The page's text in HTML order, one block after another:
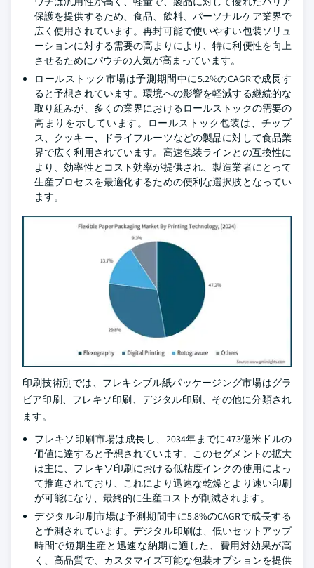
保護を提供するため、食品、飲料、パーソナルケア業界で
広く使用されています。再封可能で使いやすい包装ソリュ
ーションに対する需要の高まりにより、特に利便性を向上
させるためにパウチの人気が高まっています。
ロールストック市場は予測期間中に5.2%のCAGRで成長す
ると予想されています。環境への影響を軽減する継続的な
取り組みが、多くの業界におけるロールストックの需要の
高まりを示しています。ロールストック包装は、チップ
ス、クッキー、ドライフルーツなどの製品に対して食品業
界で広く利用されています。高速包装ラインとの互換性に
より、効率性とコスト効率が提供され、製造業者にとって
生産プロセスを最適化するための便利な選択肢となってい
ます。
印刷技術別では、フレキシブル紙パッケージング市場はグラ
ビア印刷、フレキソ印刷、デジタル印刷、その他に分類され
ます。
フレキソ印刷市場は成長し、2034年までに473億米ドルの
価値に達すると予想されています。このセグメントの拡大
は主に、フレキソ印刷における低粘度インクの使用によっ
て推進されており、これにより迅速な乾燥とより速い印刷
が可能になり、最終的に生産コストが削減されます。
デジタル印刷市場は予測期間中に5.8%のCAGRで成長する
と予測されています。デジタル印刷は、低いセットアップ
時間で短期生産と迅速な納期に適した、費用対効果が高
く、高品質で、カスタマイズ可能な包装オプションを提供